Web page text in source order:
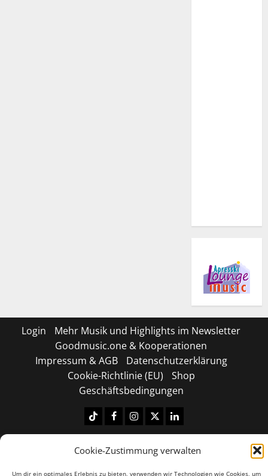
Cookie-Zustimmung verwalten
Um dir ein optimales Erlebnis zu bieten, verwenden wir Technologien wie Cookies, um
Login
Mehr Musik und Highlights im Newsletter
Goodmusic.one & Kooperationen
Impressum & AGB
Datenschutzerklärung
Cookie-Richtlinie (EU)
Shop
Geschäftsbedingungen
TiktokFacebook
Instagram
X LinkedIN
Copyright © 2026 All rights reserved.|MoreNews
by